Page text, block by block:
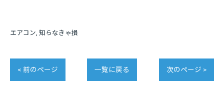
エアコン 知らなきゃ損
< 前のページ 一覧に戻る 次のページ >